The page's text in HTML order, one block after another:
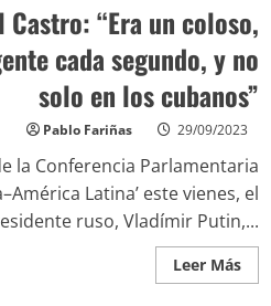
“Era un coloso,
cada segundo, y no
solo en los cubanos”
Pablo Fariñas 29/09/2023
la Conferencia Parlamentaria
Latina’ este vienes, el
ruso, Vladímir Putin,...
Leer Más